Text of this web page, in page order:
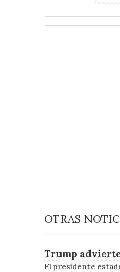
OTRAS
Trump
El presidente